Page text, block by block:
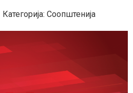
Категорија: Соопштенија